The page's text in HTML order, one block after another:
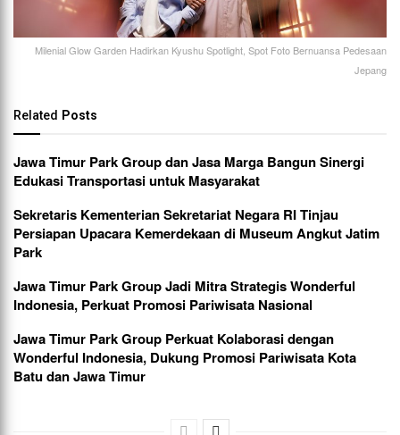
Milenial Glow Garden Hadirkan Kyushu Spotlight, Spot Foto Bernuansa Pedesaan
Jepang
Related Posts
Jawa Timur Park Group dan Jasa Marga Bangun Sinergi
Edukasi Transportasi untuk Masyarakat
Sekretaris Kementerian Sekretariat Negara RI Tinjau
Persiapan Upacara Kemerdekaan di Museum Angkut Jatim
Park
Jawa Timur Park Group Jadi Mitra Strategis Wonderful
Indonesia, Perkuat Promosi Pariwisata Nasional
Jawa Timur Park Group Perkuat Kolaborasi dengan
Wonderful Indonesia, Dukung Promosi Pariwisata Kota
Batu dan Jawa Timur